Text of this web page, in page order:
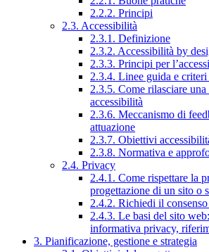
2.2.2. Principi
2.3. Accessibilità
2.3.1. Definizione
2.3.2. Accessibilità by
2.3.3. Principi per
2.3.4. Linee guida e criteri
2.3.5. Come rilasciare
accessibilità
2.3.6. Meccanismo di
attuazione
2.3.7. Obiettivi
2.3.8. Normativa e
2.4. Privacy
2.4.1. Come rispettare la
progettazione di un sito o
2.4.2. Richiedi il
2.4.3. Le basi del sito
informativa privacy,
3. Pianificazione, gestione e strategia